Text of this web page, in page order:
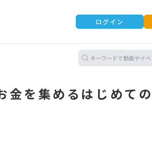
ログイン
金を集めるはじめて